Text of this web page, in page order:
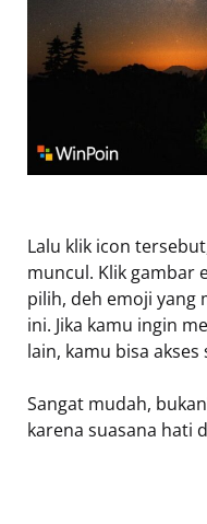
Lalu klik icon
muncul. Klik gambar
pilih, deh emoji yang
ini. Jika kamu ingin
lain, kamu bisa akses
Sangat mudah,
karena suasana hati